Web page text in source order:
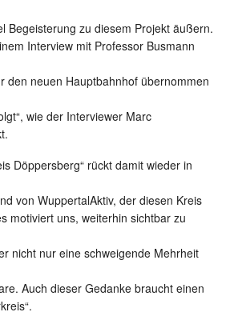
Begeisterung zu diesem Projekt äußern.
Interview mit Professor Busmann
den neuen Hauptbahnhof übernommen
wie der Interviewer Marc
Döppersberg“ rückt damit wieder in
von WuppertalAktiv, der diesen Kreis
motiviert uns, weiterhin sichtbar zu
nicht nur eine schweigende Mehrheit
Auch dieser Gedanke braucht einen